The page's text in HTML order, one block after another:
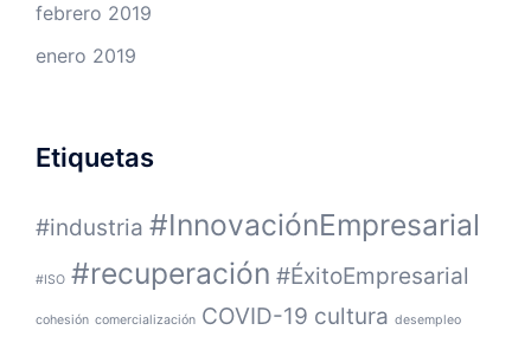
febrero 2019
enero 2019
Etiquetas
#industria #InnovaciónEmpresarial
#ISO #recuperación #ÉxitoEmpresarial
cohesión comercialización COVID-19 cultura desempleo